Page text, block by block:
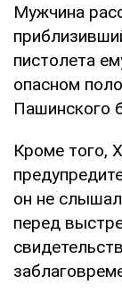
Мужчина
пистолета
опасном
Пашинского
Кроме того,
он не
перед